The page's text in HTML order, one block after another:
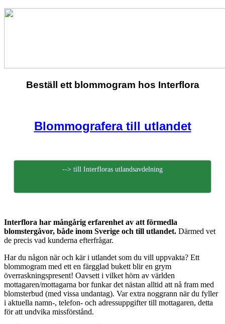
Beställ ett blommogram hos Interflora
Blommografera till utlandet
--> till Interfloras utlandsavdelning
Interflora har mångårig erfarenhet av att förmedla
blomstergåvor, både inom Sverige och till utlandet. Därmed vet
de precis vad kunderna efterfrågar.
Har du någon när och kär i utlandet som du vill uppvakta? Ett
blommogram med ett en färgglad bukett blir en grym
överraskningspresent! Oavsett i vilket hörn av världen
mottagaren/mottagarna bor funkar det nästan alltid att nå fram med
blomsterbud (med vissa undantag). Var extra noggrann när du fyller
i aktuella namn-, telefon- och adressuppgifter till mottagaren, detta
för att undvika missförstånd.